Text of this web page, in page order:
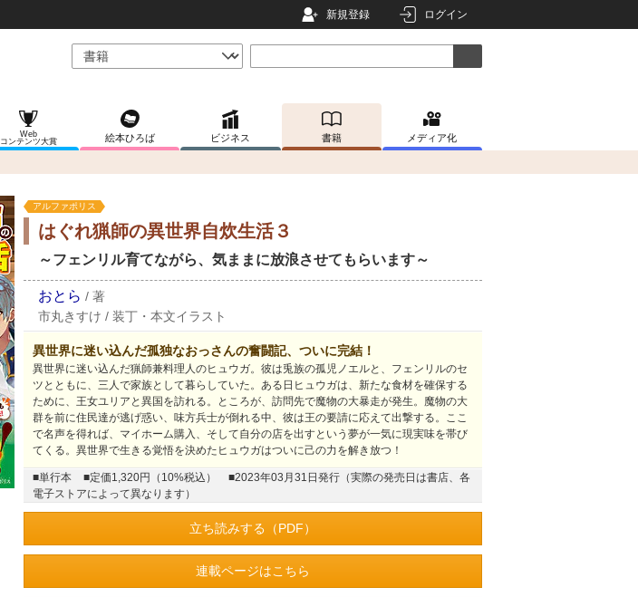
新規登録 ログイン
Web
コンテンツ大賞
絵本ひろば ビジネス 書籍 メディア化
アルファポリス
はぐれ猟師の異世界自炊生活３
～フェンリル育てながら、気ままに放浪させてもらいます～
おとら / 著
市丸きすけ / 装丁・本文イラスト
異世界に迷い込んだ孤独なおっさんの奮闘記、ついに完結！
異世界に迷い込んだ猟師兼料理人のヒュウガ。彼は兎族の孤児ノエルと、フェンリルのセ
ツとともに、三人で家族として暮らしていた。ある日ヒュウガは、新たな食材を確保する
ために、王女ユリアと異国を訪れる。ところが、訪問先で魔物の大暴走が発生。魔物の大
群を前に住民達が逃げ惑い、味方兵士が倒れる中、彼は王の要請に応えて出撃する。ここ
で名声を得れば、マイホーム購入、そして自分の店を出すという夢が一気に現実味を帯び
てくる。異世界で生きる覚悟を決めたヒュウガはついに己の力を解き放つ！
■単行本 ■定価1,320円（10%税込）
■2023年03月31日発行（実際の発売日は書店、各
電子ストアによって異なります）
立ち読みする（PDF）
連載ページはこちら